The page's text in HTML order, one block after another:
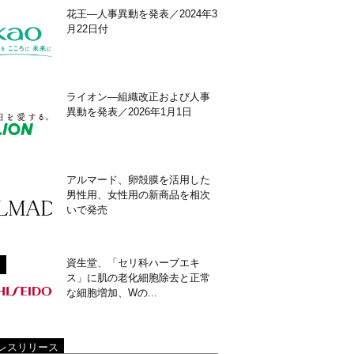
花王―人事異動を発表／2024年3
月22日付
ライオン―組織改正および人事
異動を発表／2026年1月1日
アルマード、卵殻膜を活用した
男性用、女性用の新商品を相次
いで発売
資生堂、「セリ科ハーブエキ
ス」に肌の老化細胞除去と正常
な細胞増加、Wの...
スリリース